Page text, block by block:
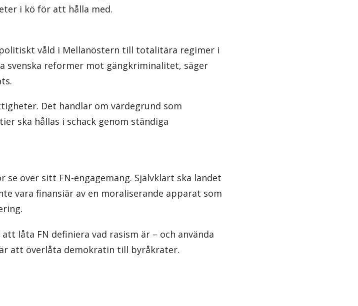
i kö för att hålla med.
våld i Mellanöstern till totalitära regimer i
svenska reformer mot gängkriminalitet, säger
Det handlar om värdegrund som
ska hållas i schack genom ständiga
se över sitt FN-engagemang. Självklart ska landet
vara finansiär av en moraliserande apparat som
låta FN definiera vad rasism är – och använda
att överlåta demokratin till byråkrater.